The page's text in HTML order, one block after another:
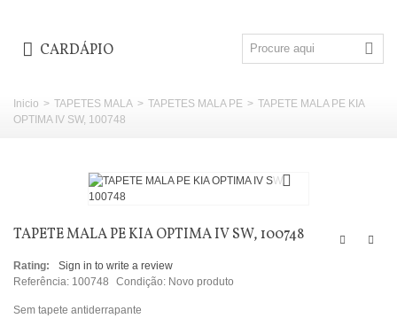
CARDÁPIO
Inicio > TAPETES MALA > TAPETES MALA PE > TAPETE MALA PE KIA
OPTIMA IV SW, 100748
TAPETE MALA PE KIA OPTIMA IV SW, 100748
Rating:
Sign in to write a review
Referência: 100748 Condição: Novo produto
Sem tapete antiderrapante